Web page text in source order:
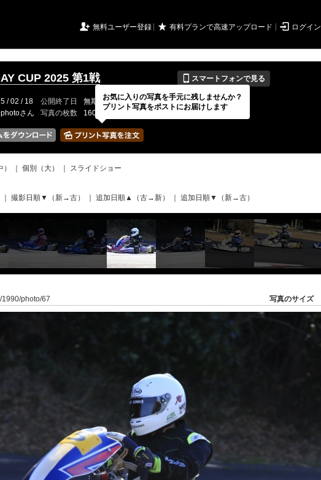
 無料ユーザー登録 ★ 有料プランで高速アップロード  ログイン
CUP 2025 第1戦 📱 スマートフォンで見る
/ 02 / 18 公開終了日 無期限 イベントの期間
---
さん 写真の枚数 160 / 2000枚
個別（大）
スライドショー
撮影日順▼（新→古） 追加日順▲（古→新） 追加日順▼（新→古）
1990/photo/67 写真のサイズ
お気に入りの写真を手元に残しませんか？
プリント写真をポストにお届けします